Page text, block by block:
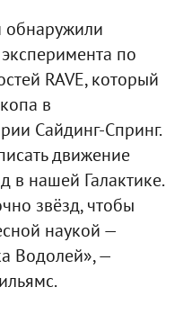
обнаружили
по
RAVE, который
в
Сайдинг-Спринг.
движение
в нашей Галактике.
звёзд, чтобы
наукой —
Водолей», —